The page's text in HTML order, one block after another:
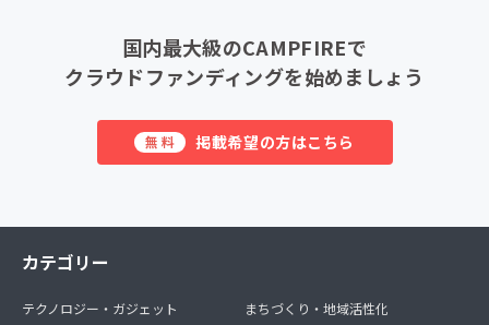
国内最大級のCAMPFIREで
クラウドファンディングを始めましょう
無料 掲載希望の方はこちら
カテゴリー
テクノロジー・ガジェット
まちづくり・地域活性化